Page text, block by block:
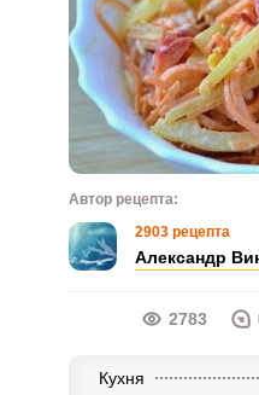
Автор рецепта:
2903 рецепта
Александр
2783
Кухня